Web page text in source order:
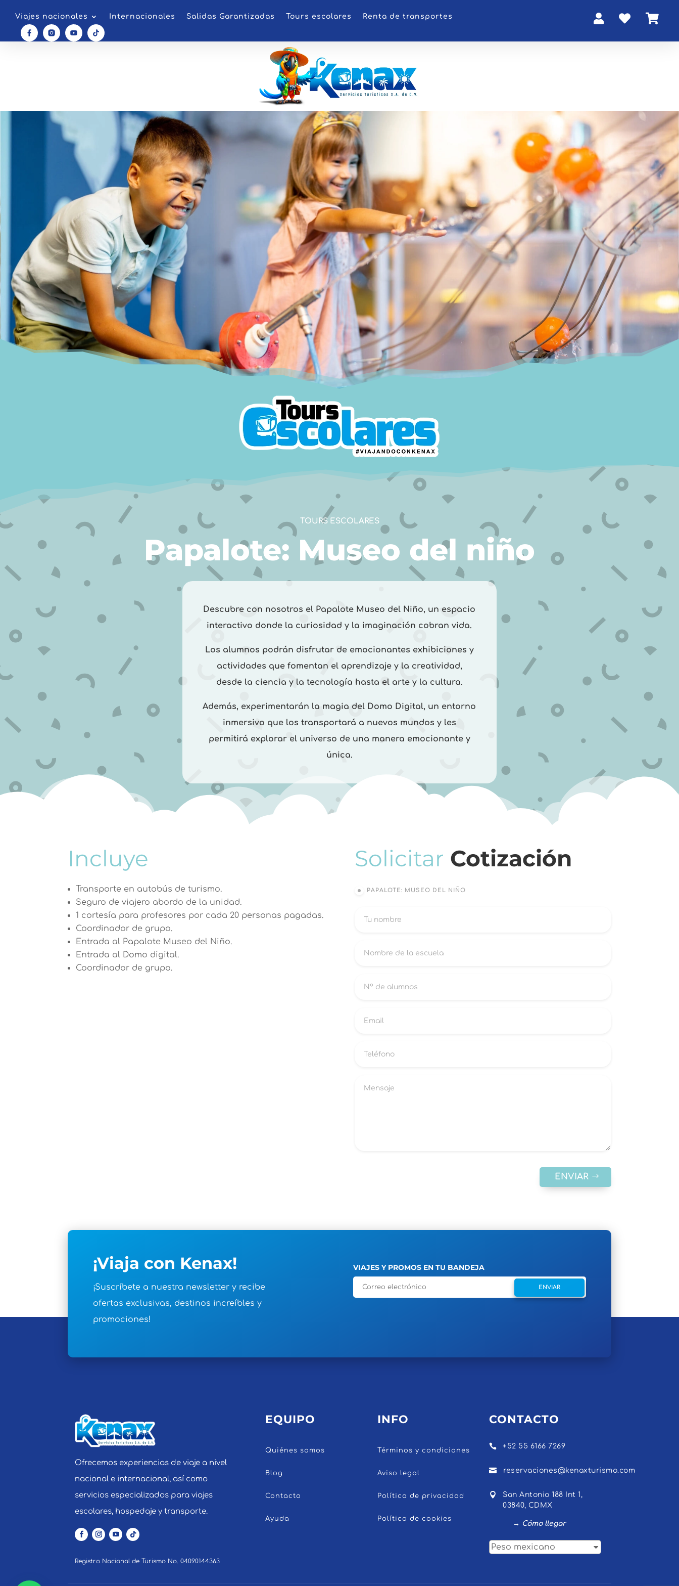
Viajes nacionales Internacionales Salidas Garantizadas Tours escolares Renta de transportes   
TOURS ESCOLARES
Papalote: Museo del niño
Descubre con nosotros el Papalote Museo del Niño, un espacio
interactivo donde la curiosidad y la imaginación cobran vida.
Los alumnos podrán disfrutar de emocionantes exhibiciones y
actividades que fomentan el aprendizaje y la creatividad,
desde la ciencia y la tecnología hasta el arte y la cultura.
Además, experimentarán la magia del Domo Digital, un entorno
inmersivo que los transportará a nuevos mundos y les
permitirá explorar el universo de una manera emocionante y
única.
Incluye
Transporte en autobús de turismo.
Seguro de viajero abordo de la unidad.
1 cortesía para profesores por cada 20 personas pagadas.
Coordinador de grupo.
Entrada al Papalote Museo del Niño.
Entrada al Domo digital.
Coordinador de grupo.
Solicitar Cotización
PAPALOTE: MUSEO DEL NIÑO
ENVIAR
¡Viaja con Kenax!
¡Suscríbete a nuestra newsletter y recibe
ofertas exclusivas, destinos increíbles y
promociones!
VIAJES Y PROMOS EN TU BANDEJA
ENVIAR
Ofrecemos experiencias de viaje a nivel
nacional e internacional, así como
servicios especializados para viajes
escolares, hospedaje y transporte.
Registro Nacional de Turismo No. 04090144363
EQUIPO
Quiénes somos
Blog
Contacto
Ayuda
INFO
Términos y condiciones
Aviso legal
Política de privacidad
Política de cookies
CONTACTO
 +52 55 6166 7269
 reservaciones@kenaxturismo.com

San Antonio 188 Int 1,
03840, CDMX
→ Cómo llegar
Peso mexicano